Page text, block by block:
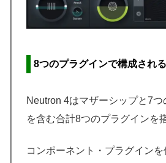
8つのプラグインで構成され
Neutron 4はマザーシップと7つ
を含む合計8つのプラグインを
コンポーネント・プラグイン